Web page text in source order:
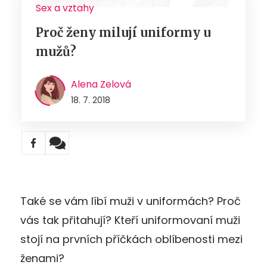
Sex a vztahy
Proč ženy milují uniformy u
mužů?
Alena Zelová
18. 7. 2018
Také se vám líbí muži v uniformách? Proč
vás tak přitahují? Kteří uniformovaní muži
stojí na prvních příčkách oblíbenosti mezi
ženami?